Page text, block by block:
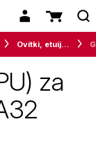
Ovitki, etuiji, torbice in držala
za